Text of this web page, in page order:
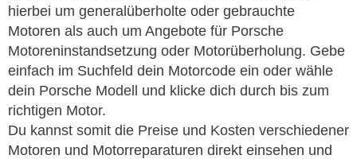
hierbei um generalüberholte oder gebrauchte
Motoren als auch um Angebote für Porsche
Motoreninstandsetzung oder Motorüberholung. Gebe
einfach im Suchfeld dein Motorcode ein oder wähle
dein Porsche Modell und klicke dich durch bis zum
richtigen Motor.
Du kannst somit die Preise und Kosten verschiedener
Motoren und Motorreparaturen direkt einsehen und